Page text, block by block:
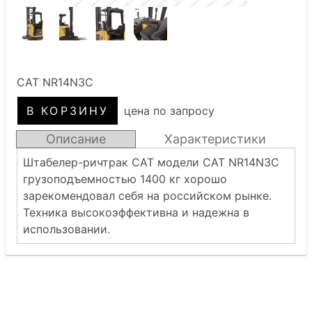
CAT NR14N3C
цена по запросу
Описание
Штабелер-ричтрак CAT модели CAT NR14N3С
грузоподъемностью 1400 кг хорошо
зарекомендовал себя на российском рынке.
Техника высокоэффективна и надежна в
использовании.
Характеристики